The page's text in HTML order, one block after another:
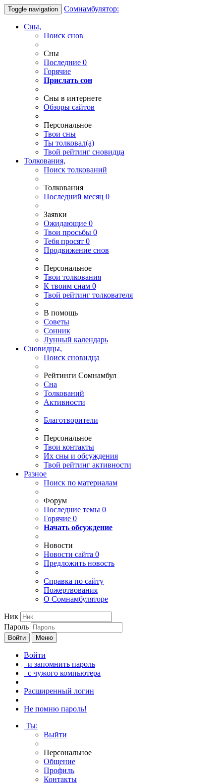
Toggle navigation Сомнамбулятор:
Сны,
Поиск снов
Сны
Последние 0
Горячие
Прислать сон
Сны в интернете
Обзоры сайтов
Персональное
Твои сны
Ты толковал(а)
Твой рейтинг сновидца
Толкования,
Поиск толкований
Толкования
Последний месяц 0
Заявки
Ожидающие 0
Твои просьбы 0
Тебя просят 0
Продвижение снов
Персональное
Твои толкования
К твоим снам 0
Твой рейтинг толкователя
В помощь
Советы
Сонник
Лунный календарь
Сновидцы,
Поиск сновидца
Рейтинги Сомнамбул
Сна
Толкований
Активности
Благотворители
Персональное
Твои контакты
Их сны и обсуждения
Твой рейтинг активности
Разное
Поиск по материалам
Форум
Последние темы 0
Горячие 0
Начать обсуждение
Новости
Новости сайта 0
Предложить новость
Справка по сайту
Пожертвования
О Сомнамбуляторе
Ник
Пароль
Войти Меню
Войти
и запомнить пароль
с чужого компьютера
Расширенный логин
Не помню пароль!
Ты:
Выйти
Персональное
Общение
Профиль
Контакты